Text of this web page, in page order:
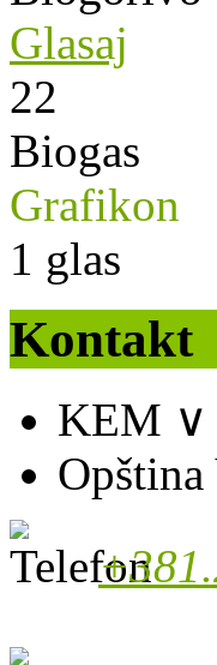
Glasaj
22
Biogas
Grafikon
1 glas
Kontakt
KEM ∨
Opština